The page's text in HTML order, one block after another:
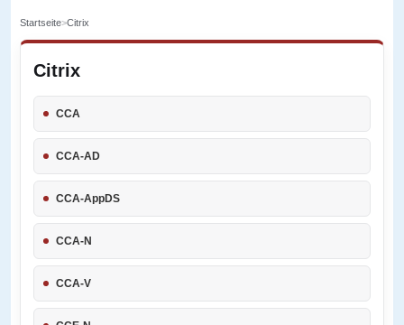
Startseite>Citrix
Citrix
CCA
CCA-AD
CCA-AppDS
CCA-N
CCA-V